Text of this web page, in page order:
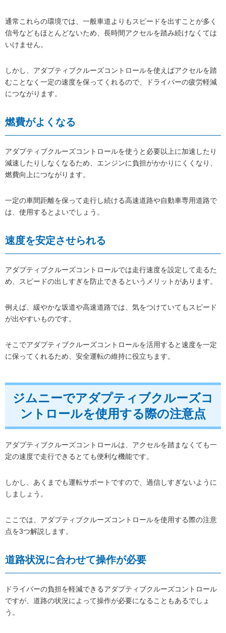
通常これらの環境では、一般車道よりもスピードを出すことが多く
信号などもほとんどないため、長時間アクセルを踏み続けなくては
いけません。
しかし、アダプティブクルーズコントロールを使えばアクセルを踏
むことなく一定の速度を保ってくれるので、ドライバーの疲労軽減
につながります。
燃費がよくなる
アダプティブクルーズコントロールを使うと必要以上に加速したり
減速したりしなくなるため、エンジンに負担がかかりにくくなり、
燃費向上につながります。
一定の車間距離を保って走行し続ける高速道路や自動車専用道路で
は、使用するとよいでしょう。
速度を安定させられる
アダプティブクルーズコントロールでは走行速度を設定して走るた
め、スピードの出しすぎを防止できるというメリットがあります。
例えば、緩やかな坂道や高速道路では、気をつけていてもスピード
が出やすいものです。
そこでアダプティブクルーズコントロールを活用すると速度を一定
に保ってくれるため、安全運転の維持に役立ちます。
ジムニーでアダプティブクルーズコ
ントロールを使用する際の注意点
アダプティブクルーズコントロールは、アクセルを踏まなくても一
定の速度で走行できるとても便利な機能です。
しかし、あくまでも運転サポートですので、過信しすぎないように
しましょう。
ここでは、アダプティブクルーズコントロールを使用する際の注意
点を3つ解説します。
道路状況に合わせて操作が必要
ドライバーの負担を軽減できるアダプティブクルーズコントロール
ですが、道路の状況によって操作が必要になることもあるでしょ
う。